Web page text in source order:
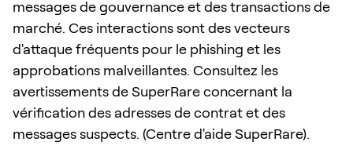
messages de gouvernance et des transactions de
marché. Ces interactions sont des vecteurs
d'attaque fréquents pour le phishing et les
approbations malveillantes. Consultez les
avertissements de SuperRare concernant la
vérification des adresses de contrat et des
messages suspects. (Centre d'aide SuperRare).